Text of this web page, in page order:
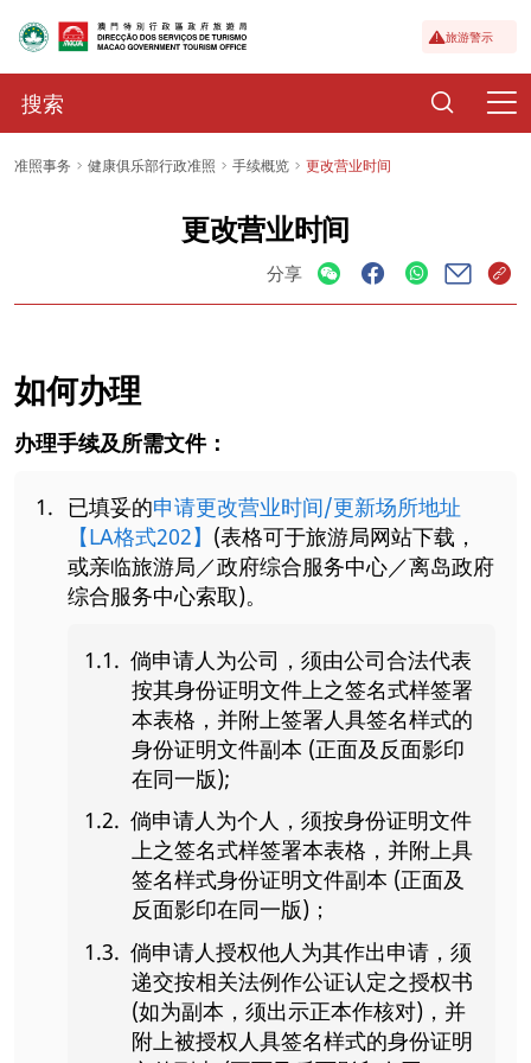
旅游警示
准照事务 健康俱乐部行政准照 手续概览 更改营业时间
更改营业时间
分享
如何办理
办理手续及所需文件：
已填妥的申请更改营业时间/更新场所地址
【LA格式202】 (表格可于旅游局网站下载，
或亲临旅游局／政府综合服务中心／离岛政府
综合服务中心索取)。
倘申请人为公司，须由公司合法代表
按其身份证明文件上之签名式样签署
本表格，并附上签署人具签名样式的
身份证明文件副本 (正面及反面影印
在同一版);
倘申请人为个人，须按身份证明文件
上之签名式样签署本表格，并附上具
签名样式身份证明文件副本 (正面及
反面影印在同一版)；
倘申请人授权他人为其作出申请，须
递交按相关法例作公证认定之授权书
(如为副本，须出示正本作核对)，并
附上被授权人具签名样式的身份证明